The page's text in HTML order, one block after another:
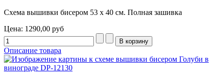
Схема вышивки бисером 53 х 40 см. Полная зашивка
Цена: 1290,00 руб
Описание товара